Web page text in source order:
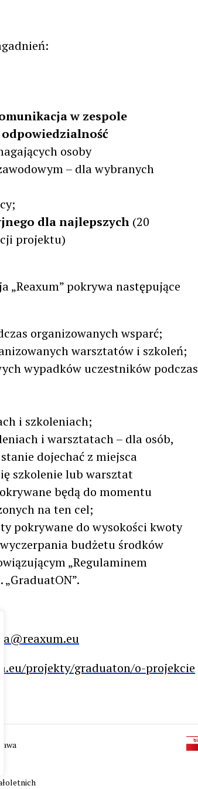
w zespole
odpowiedzialność
osoby
– dla wybranych
dla najlepszych (20
projektu)
„Reaxum” pokrywa następujące
organizowanych wsparć;
warsztatów i szkoleń;
wypadków uczestników podczas
i szkoleniach;
i warsztatach – dla osób,
dojechać z miejsca
szkolenie lub warsztat
będą do momentu
na ten cel;
pokrywane do wysokości kwoty
budżetu środków
„Regulaminem
projekty/graduaton/o-projekcie